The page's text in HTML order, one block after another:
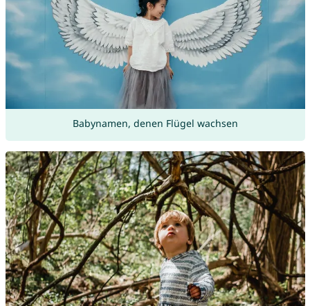
Babynamen, denen Flügel wachsen